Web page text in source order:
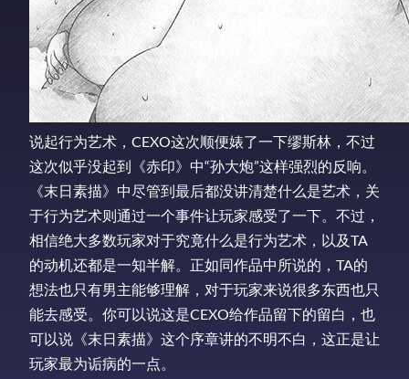
说起行为艺术，CEXO这次顺便婊了一下缪斯林，不过
这次似乎没起到《赤印》中“孙大炮”这样强烈的反响。
《末日素描》中尽管到最后都没讲清楚什么是艺术，关
于行为艺术则通过一个事件让玩家感受了一下。不过，
相信绝大多数玩家对于究竟什么是行为艺术，以及TA
的动机还都是一知半解。正如同作品中所说的，TA的
想法也只有男主能够理解，对于玩家来说很多东西也只
能去感受。你可以说这是CEXO给作品留下的留白，也
可以说《末日素描》这个序章讲的不明不白，这正是让
玩家最为诟病的一点。